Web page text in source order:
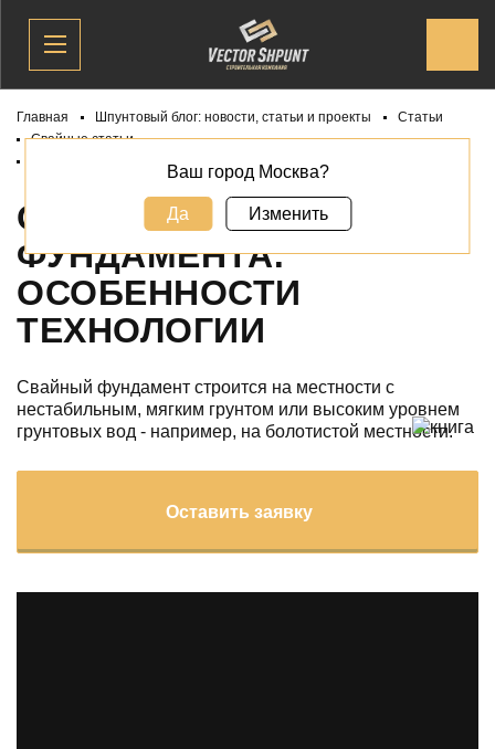
Главная Шпунтовый блог: новости, статьи и проекты
Статьи
Свайные статьи
Обвязка свайного фундамента: особенности технологии
ОБВЯЗКА СВАЙНОГО
ФУНДАМЕНТА:
ОСОБЕННОСТИ
ТЕХНОЛОГИИ
Свайный фундамент строится на местности с
нестабильным, мягким грунтом или высоким уровнем
грунтовых вод - например, на болотистой местности.
Оставить заявку
Ваш город Москва?
Да Изменить